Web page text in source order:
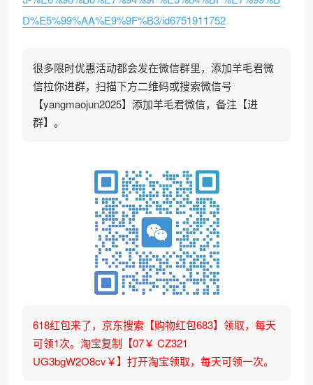
D%E5%99%AA%E9%9F%B3/id6751911752
很多限时优惠活动都会发在微信群里，添加羊毛君微
信拉你进群，扫描下方二维码或搜索微信号
【yangmaojun2025】添加羊毛君微信，备注【进
群】。
618红包来了，京东搜索【购物红包683】领取，每天
可领1次。淘宝复制【07￥ CZ321
UG3bgW2O8cv￥】打开淘宝领取，每天可领一次。